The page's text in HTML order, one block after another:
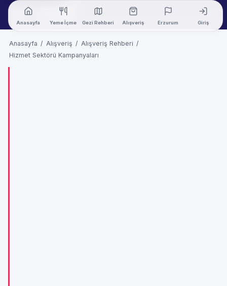
Anasayfa Yeme İçme Gezi Rehberi Alışveriş Erzurum Giriş
Anasayfa / Alışveriş / Alışveriş Rehberi /
Hizmet Sektörü Kampanyaları